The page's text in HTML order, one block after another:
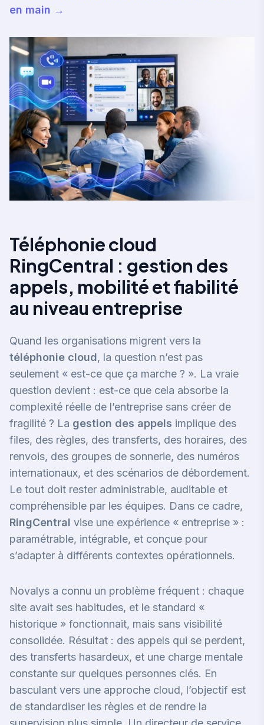
en main →
Téléphonie cloud
RingCentral : gestion des
appels, mobilité et fiabilité
au niveau entreprise
Quand les organisations migrent vers la
téléphonie cloud, la question n’est pas
seulement « est-ce que ça marche ? ». La vraie
question devient : est-ce que cela absorbe la
complexité réelle de l’entreprise sans créer de
fragilité ? La gestion des appels implique des
files, des règles, des transferts, des horaires, des
renvois, des groupes de sonnerie, des numéros
internationaux, et des scénarios de débordement.
Le tout doit rester administrable, auditable et
compréhensible par les équipes. Dans ce cadre,
RingCentral vise une expérience « entreprise » :
paramétrable, intégrable, et conçue pour
s’adapter à différents contextes opérationnels.
Novalys a connu un problème fréquent : chaque
site avait ses habitudes, et le standard «
historique » fonctionnait, mais sans visibilité
consolidée. Résultat : des appels qui se perdent,
des transferts hasardeux, et une charge mentale
constante sur quelques personnes clés. En
basculant vers une approche cloud, l’objectif est
de standardiser les règles et de rendre la